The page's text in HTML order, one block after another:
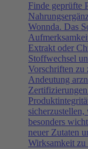
Finde geprüfte
Wonnda. Das
Extrakt oder
Stoffwechsel
Vorschriften zu
Andeutung
sicherzustellen,
besonders
neuer Zutaten
Wirksamkeit zu